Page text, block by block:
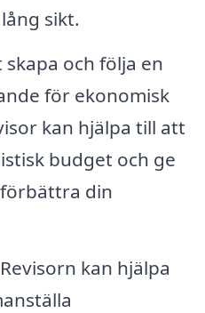
sikt.
skapa och följa en
för ekonomisk
kan hjälpa till att
budget och ge
din
Revisorn kan hjälpa